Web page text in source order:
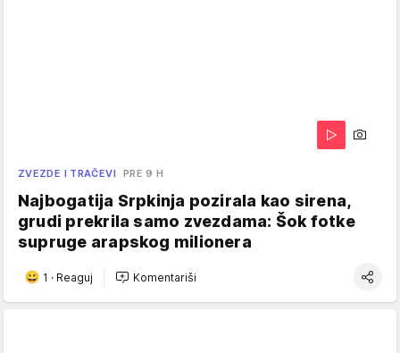
ZVEZDE I TRAČEVI PRE 9 H
Najbogatija Srpkinja pozirala kao sirena,
grudi prekrila samo zvezdama: Šok fotke
supruge arapskog milionera
1 · Reaguj Komentariši